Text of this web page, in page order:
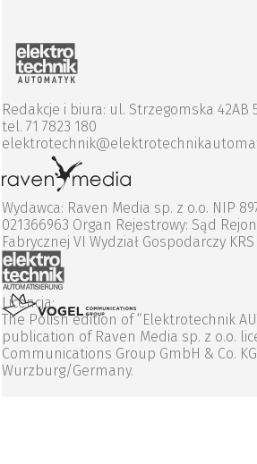
Redakcje i biura: ul. Strzegomska 42AB
tel. 71 7823 180
Wydawca: Raven Media sp. z o.o. NIP
021366963 Organ Rejestrowy: Sąd
Fabrycznej VI Wydział Gospodarczy
Licencja:
The Polish edition of “Elektrotechnik
publication of Raven Media sp. z o.o.
Communications Group GmbH & Co.
Wurzburg/Germany.